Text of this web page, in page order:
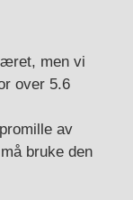
men vi
over 5.6
av
bruke den